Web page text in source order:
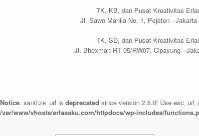
TK, KB, dan Pusat Kreativitas
Jl. Sawo Manila No. 1, Pejaten - Jakarta
TK, SD, dan Pusat Kreativitas
Jl. Bhexman RT 05/RW07, Cipayung -
Notice: sanitize_url is deprecated since version 2.8.0! Use
/var/www/vhosts/erlassku.com/httpdocs/wp-includes/